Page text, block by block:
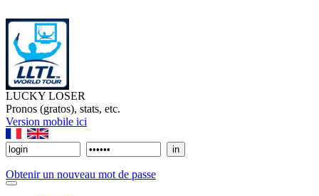
LUCKY LOSER
Pronos (gratos), stats, etc.
Version mobile ici
Obtenir un nouveau mot de passe